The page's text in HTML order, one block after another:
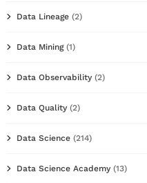
Data Lineage (2)
Data Mining(1)
Data Observability (2)
Data Quality (2)
Data Science (214)
Data Science Academy (13)